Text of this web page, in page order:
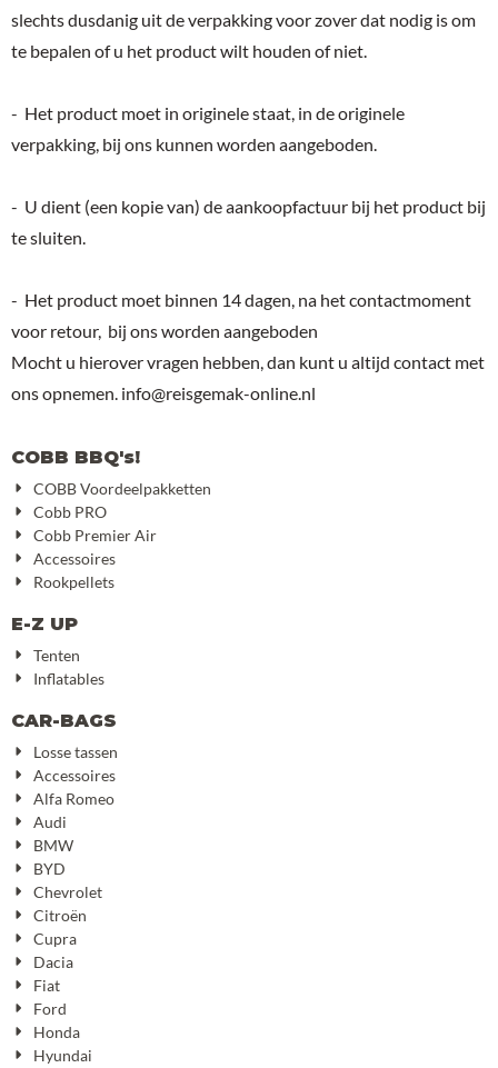
slechts dusdanig uit de verpakking voor zover dat nodig is om
te bepalen of u het product wilt houden of niet.
- Het product moet in originele staat, in de originele
verpakking, bij ons kunnen worden aangeboden.
- U dient (een kopie van) de aankoopfactuur bij het product bij
te sluiten.
- Het product moet binnen 14 dagen, na het contactmoment
voor retour, bij ons worden aangeboden
Mocht u hierover vragen hebben, dan kunt u altijd contact met
ons opnemen. info@reisgemak-online.nl
COBB BBQ's!
COBB Voordeelpakketten
Cobb PRO
Cobb Premier Air
Accessoires
Rookpellets
E-Z UP
Tenten
Inflatables
CAR-BAGS
Losse tassen
Accessoires
Alfa Romeo
Audi
BMW
BYD
Chevrolet
Citroën
Cupra
Dacia
Fiat
Ford
Honda
Hyundai